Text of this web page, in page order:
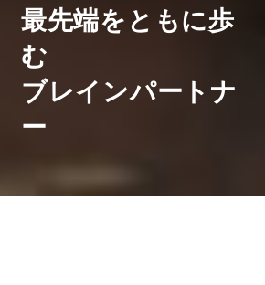
最先端をともに歩
む
ブレインパートナ
ー